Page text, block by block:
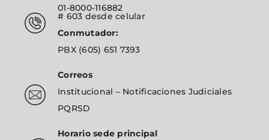
01-8000-116882
# 603 desde celular
Conmutador:
PBX (605) 651 7393
Correos
Institucional – Notificaciones Judiciales
PQRSD
Horario sede principal